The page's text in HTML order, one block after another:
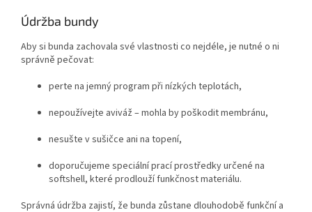
Údržba bundy
Aby si bunda zachovala své vlastnosti co nejdéle, je nutné o ni
správně pečovat:
perte na jemný program při nízkých teplotách,
nepoužívejte aviváž – mohla by poškodit membránu,
nesušte v sušičce ani na topení,
doporučujeme speciální prací prostředky určené na
softshell, které prodlouží funkčnost materiálu.
Správná údržba zajistí, že bunda zůstane dlouhodobě funkční a